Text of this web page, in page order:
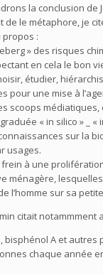
la conclusion de
de le métaphore, je
:
» des risques
en cela le bon
étudier,
pour une mise à
scoops
« in silico » _
sur la
usages.
à une
ménagère,
l’homme sur sa
citait
bisphénol A et
chaque année